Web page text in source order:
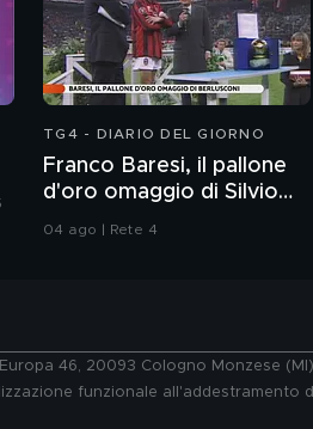
TG4 - DIARIO DEL GIORNO
Franco Baresi, il pallone
d'oro omaggio di Silvio
Berlusconi
04 ago | Rete 4
46, 20093 Cologno Monzese
funzionale all'addestramento